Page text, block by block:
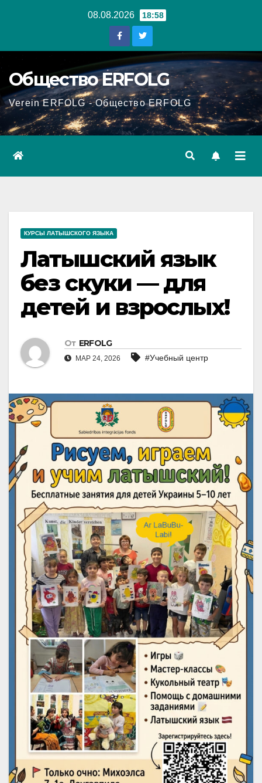
08.08.2026 18:58
Общество ERFOLG
Verein ERFOLG - Общество ERFOLG
КУРСЫ ЛАТЫШСКОГО ЯЗЫКА
Латышский язык
без скуки — для
детей и взрослых!
От ERFOLG
МАР 24, 2026 #Учебный центр